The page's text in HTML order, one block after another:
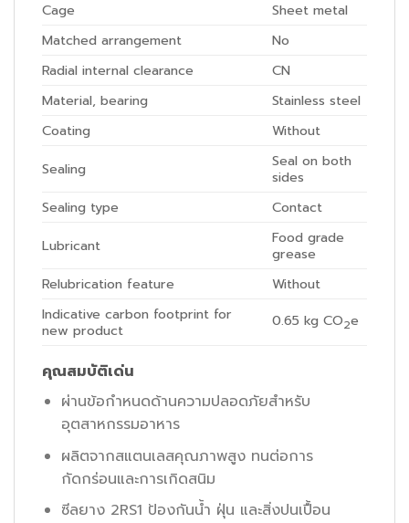
Cage
Sheet metal
Matched arrangement
No
Radial internal clearance
CN
Material, bearing
Stainless steel
Coating
Without
Sealing
Seal on both
sides
Sealing type
Contact
Lubricant
Food grade
grease
Relubrication feature
Without
Indicative carbon footprint for
new product
0.65 kg CO2e
คุณสมบัติเด่น
ผ่านข้อกำหนดด้านความปลอดภัยสำหรับ
อุตสาหกรรมอาหาร
ผลิตจากสแตนเลสคุณภาพสูง ทนต่อการ
กัดกร่อนและการเกิดสนิม
ซีลยาง 2RS1 ป้องกันน้ำ ฝุ่น และสิ่งปนเปื้อน